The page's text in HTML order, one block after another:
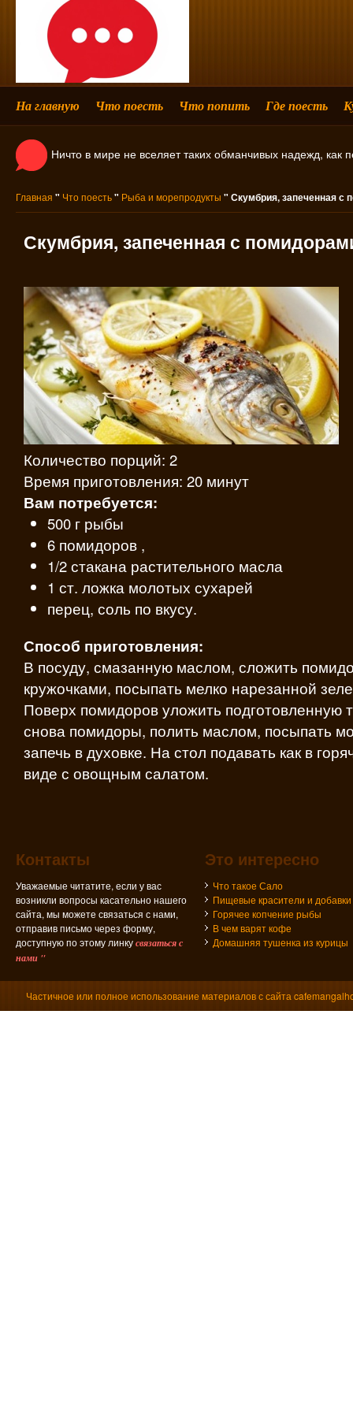
На главную Что поесть Что попить Где поесть
Ничто в мире не вселяет таких обманчивых надежд, как
Главная " Что поесть" Рыба и морепродукты " Скумбрия, запеченная с
Скумбрия, запеченная с
Количество порций: 2
Время приготовления: 20 минут
Вам потребуется:
500 г рыбы
6 помидоров ,
1/2 стакана растительного масла
1 ст. ложка молотых сухарей
перец, соль по вкусу.
Способ приготовления:
В посуду, смазанную маслом, сложить
кружочками, посыпать мелко нарезанной
Поверх помидоров уложить подготовленную
снова помидоры, полить маслом, посыпать
запечь в духовке. На стол подавать как в
виде с овощным салатом.
Контакты
Уважаемые читатите, если у вас
возникли вопросы касательно нашего
сайта, мы можете связаться с нами,
отправив письмо через форму,
доступную по этому линкусвязаться с
нами "
Это интересно
Что такое Сало
Пищевые красители и добавки
Горячее копчение рыбы
В чем варят кофе
Домашняя тушенка из курицы
Частичное или полное использование материалов с сайта